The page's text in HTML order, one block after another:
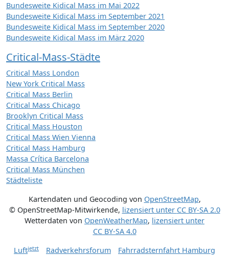
Bundesweite Kidical Mass im Mai 2022
Bundesweite Kidical Mass im September 2021
Bundesweite Kidical Mass im September 2020
Bundesweite Kidical Mass im März 2020
Critical-Mass-Städte
Critical Mass London
New York Critical Mass
Critical Mass Berlin
Critical Mass Chicago
Brooklyn Critical Mass
Critical Mass Houston
Critical Mass Wien Vienna
Critical Mass Hamburg
Massa Crítica Barcelona
Critical Mass München
Städteliste
Kartendaten und Geocoding von OpenStreetMap,
© OpenStreetMap-Mitwirkende, lizensiert unter CC BY-SA 2.0
Wetterdaten von OpenWeatherMap, lizensiert unter
CC BY-SA 4.0
Luftjetzt Radverkehrsforum Fahrradsternfahrt Hamburg